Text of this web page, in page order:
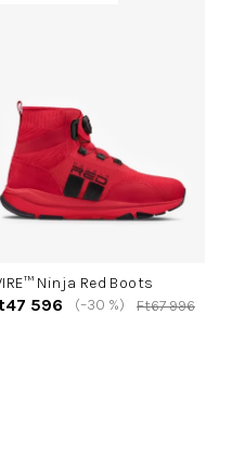
Ninja Red Boots
596 Ft67 996
(–30 %)